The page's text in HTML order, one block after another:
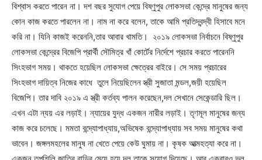
বিশ্বাস করতে পারেন না। দশ বছর সুযোগ পেয়ে বিষ্ণুপুর লোকসভা কেন্দ্রে মানুষের জন্য
কোন কাজ করতে পারলেন না। নাম না করে বলেন, তাকে আমি প্রতিদ্বন্দ্বী হিসাবে মনে
করি না। যিনি কাজই করেননি,তার আবার খামতি। ২০১৯ লোকসভা নির্বাচনে বিষ্ণুপুর
লোকসভা কেন্দ্রের বিজেপি প্রার্থী সৌমিত্র খাঁ কোর্টের নির্দেশে প্রচার করতে পারেননি
সিংহভাগ সময়। থাকতে হয়েছিল লোকসভা ক্ষেত্রের বাইরে। সে সময় প্রচারের
সিংহভাগ দায়িত্ব নিজের কাধে তুলে নিয়েছিলেন স্ত্রী সুজাতা মন্ডল,জয়ী হয়েছিল
বিজেপি। তার দাবি ২০১৯ এ স্ত্রী কর্তব্য পালন করেছেন,দল সেখানে সেকেন্ডারি ছিল।
এখন এটা ন্যয় এর লড়াই। ন্যায়ের যুদ্ধ একজন নারীর লড়াই। তৃণমূল মানুষের জন্য
কাজ করে চলেছে। মমতা বন্দ্যোপাধ্যায়,অভিষেক বন্দ্যোপাধ্যায় সব সময় মানুষের কথা
ভাবেন। জঙ্গলমহলের মানুষ না খেতে পেয়ে কেউ ঘুমায় না। কৃষক আত্মহত্যা করে না।